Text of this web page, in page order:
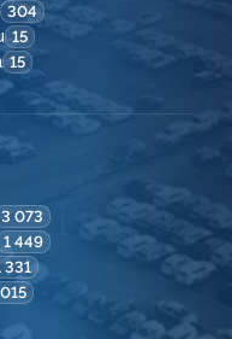
304
15
15
3 073
1 449
331